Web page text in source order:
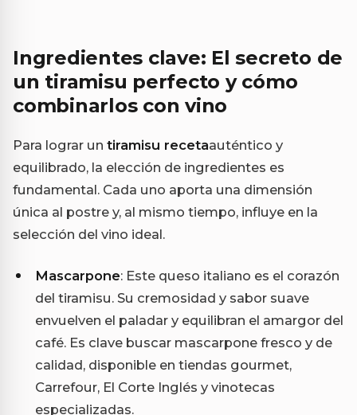
Ingredientes clave: El secreto de
un tiramisu perfecto y cómo
combinarlos con vino
Para lograr un tiramisu recetaauténtico y
equilibrado, la elección de ingredientes es
fundamental. Cada uno aporta una dimensión
única al postre y, al mismo tiempo, influye en la
selección del vino ideal.
Mascarpone: Este queso italiano es el corazón
del tiramisu. Su cremosidad y sabor suave
envuelven el paladar y equilibran el amargor del
café. Es clave buscar mascarpone fresco y de
calidad, disponible en tiendas gourmet,
Carrefour, El Corte Inglés y vinotecas
especializadas.